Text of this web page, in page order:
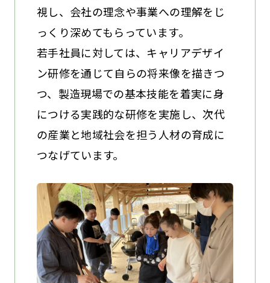
視し、会社の理念や事業への理解をじ
っくり深めてもらっています。
若手社員に対しては、キャリアデザイ
ン研修を通じて自らの将来像を描きつ
つ、製造現場での基本技能を着実に身
につける実践的な研修を実施し、次代
の産業と地域社会を担う人材の育成に
つなげています。